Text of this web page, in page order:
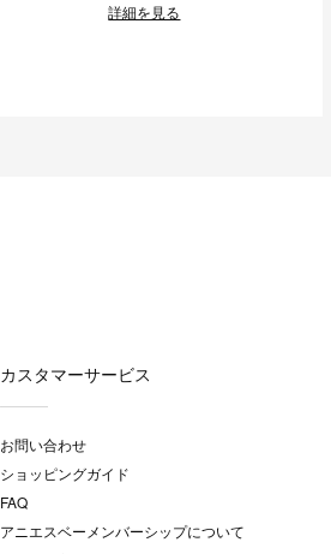
詳細を見る
カスタマーサービス
お問い合わせ
ショッピングガイド
FAQ
アニエスベーメンバーシップについて